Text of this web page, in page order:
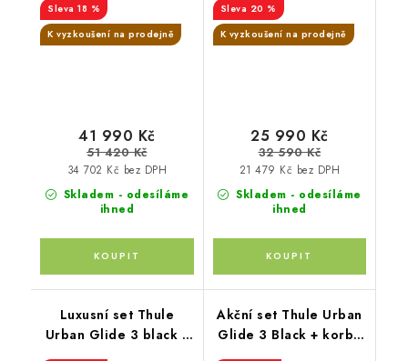
+ pláštěnka +
moskytiéra + madlo +
18 %
K vyzkoušení na prodejně
Skladem - odesíláme
ihned
34 702 Kč bez DPH
41 990 Kč
51 420 Kč
+ madlo Thule +
pláštěnky Altabebe +
20 %
K vyzkoušení na prodejně
Skladem - odesíláme
ihned
21 479 Kč bez DPH
25 990 Kč
32 590 Kč
Luxusní set Thule
Urban Glide 3 black s
Akční set Thule Urban
Glide 3 Black + korba